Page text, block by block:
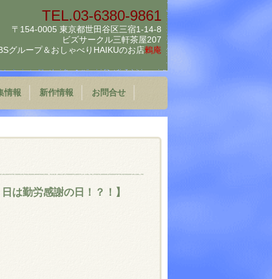
TEL.03-6380-9861
〒154-0005 東京都世田谷区三宿1-14-8
ビズサークル三軒茶屋207
グループ＆ おしゃべりHAIKUのお店鶫庵
情報 新作情報 お問合せ
は勤労感謝の日！？！】